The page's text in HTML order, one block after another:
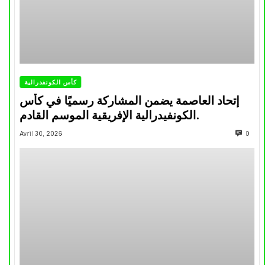
كأس الكونفدرالية
إتحاد العاصمة يضمن المشاركة رسميًا في كأس
الكونفيدرالية الإفريقية الموسم القادم.
Avril 30, 2026 0